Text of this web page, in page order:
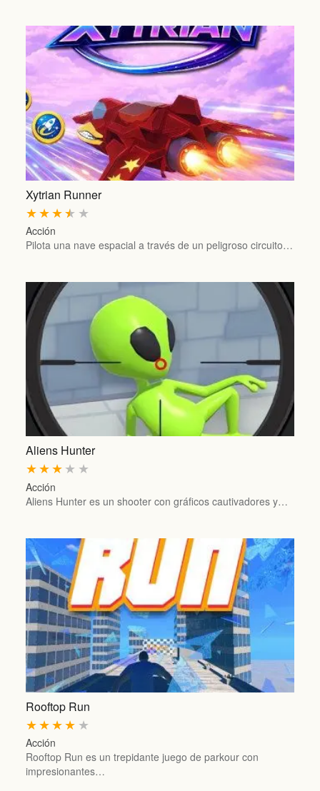
Xytrian Runner
★
★
★
★
★
Acción
Pilota una nave espacial a través de un peligroso circuito…
Aliens Hunter
★
★
★
★
★
Acción
Aliens Hunter es un shooter con gráficos cautivadores y…
Rooftop Run
★
★
★
★
★
Acción
Rooftop Run es un trepidante juego de parkour con
impresionantes…